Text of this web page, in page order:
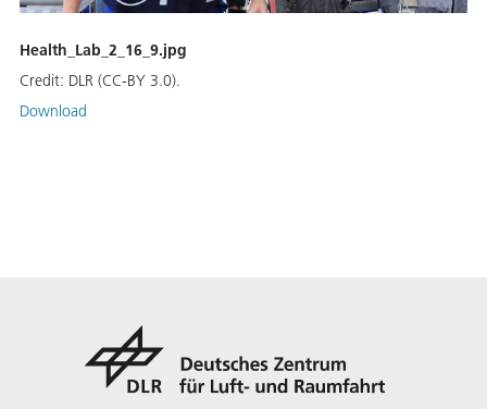
Health_Lab_2_16_9.jpg
Credit: DLR (CC-BY 3.0).
Download